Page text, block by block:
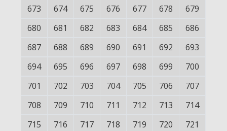
673
674 675 676 677 678
679
680
681 682 683 684 685
686
687
688 689 690 691 692
693
694
695 696 697 698 699
700
701
702 703 704 705 706
707
708
709 710 711 712 713
714
715
716 717 718 719 720
721